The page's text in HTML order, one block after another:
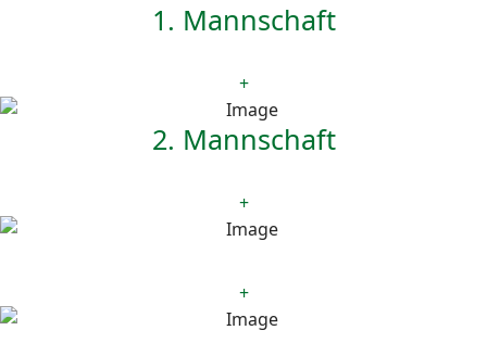
1. Mannschaft
+
2. Mannschaft
+
+